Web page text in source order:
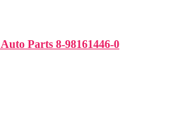
Parts 8-98161446-0